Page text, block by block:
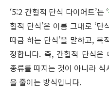
‘5:2 간헐적 단식 다이어트’는 ‘
헐적 단식’은 이름 그대로 ‘
따금 하는 단식’을 말하고, 목
정합니다. 즉, 간헐적 단식은
종류를 따지는 것이 아니라
을 줄이는 방식입니다.